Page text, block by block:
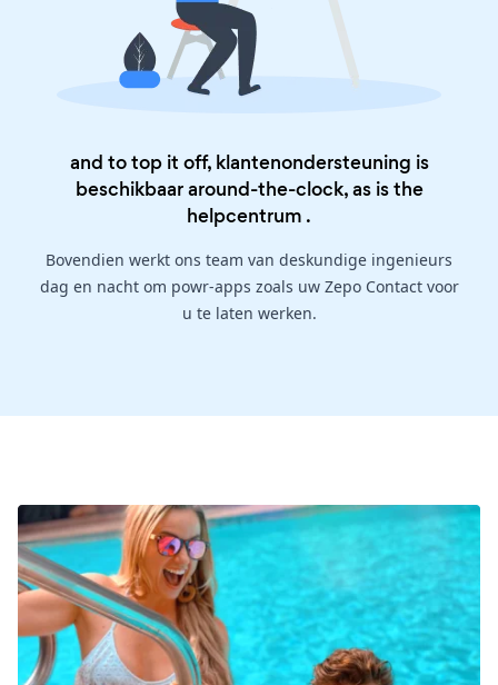
and to top it off, klantenondersteuning is
beschikbaar around-the-clock, as is the
helpcentrum .
Bovendien werkt ons team van deskundige ingenieurs
dag en nacht om powr-apps zoals uw Zepo Contact voor
u te laten werken.